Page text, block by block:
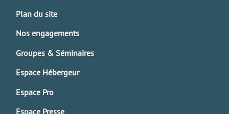
Plan du site
Nos engagements
Groupes & Séminaires
Espace Hébergeur
Espace Pro
Espace Presse